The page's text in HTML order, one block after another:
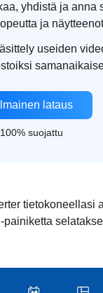
yhdistä ja anna
ja
useiden
Ilmainen lataus
100% suojattu
tietokoneellasi